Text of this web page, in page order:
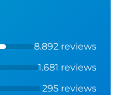
8.892 reviews
1.681 reviews
295 reviews